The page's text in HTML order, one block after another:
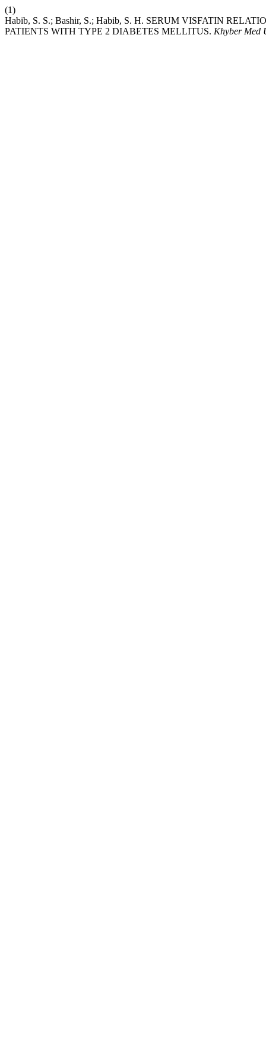
(1)
Habib, S. S.; Bashir, S.; Habib, S. H. SERUM VISFATIN
PATIENTS WITH TYPE 2 DIABETES MELLITUS. Khyber Med